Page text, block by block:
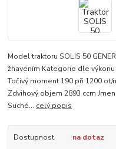
Model traktoru SOLIS 50
žhavením Kategorie dle výkonu
Točivý moment 190 při 1200
Zdvihový objem 2893 ccm
Suché... celý popis
Dostupnost na dotaz